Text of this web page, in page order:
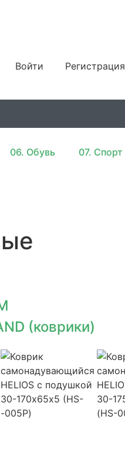
Войти Регистрация
06. Обувь 07. Спорт
(коврики)